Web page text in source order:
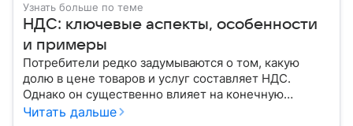
Узнать больше по теме
НДС: ключевые аспекты, особенности
и примеры
Потребители редко задумываются о том, какую
долю в цене товаров и услуг составляет НДС.
Однако он существенно влияет на конечную
стоимость покупок. Рассмотрим основы, примеры
Читать дальше